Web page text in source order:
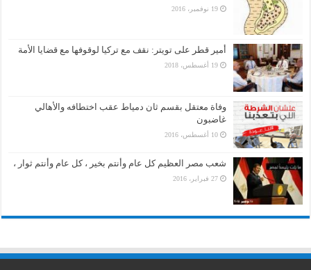
19 نوفمبر، 2016
أمير قطر على تويتر: نقف مع تركيا لوقوفها مع قضايا الأمة
19 أغسطس، 2018
وفاة معتقل بقسم ثان دمياط عقب اختطافه والأهالي
غاضبون
10 أغسطس، 2016
شعب مصر العظيم كل عام وأنتم بخير ، كل عام وأنتم ثوار ،
27 فبراير، 2016